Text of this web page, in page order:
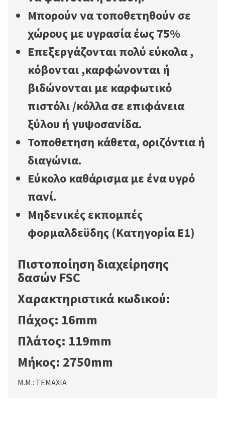
Μπορούν να τοποθετηθούν σε
χώρους με υγρασία έως 75%
Επεξεργάζονται πολύ εύκολα ,
κόβονται ,καρφώνονται ή
βιδώνονται με καρφωτικό
πιστόλι /κόλλα σε επιφάνεια
ξύλου ή γυψοσανίδα.
Τοποθετηση κάθετα, οριζόντια ή
διαγώνια.
Εύκολο καθάρισμα με ένα υγρό
πανί.
Μηδενικές εκπομπές
φορμαλδεϋδης (Κατηγορία Ε1)
Πιστοποίηση διαχείρησης
δασών FSC
Χαρακτηριστικά κωδικού:
Πάχος: 16mm
Πλάτος: 119mm
Μήκος: 2750mm
Μ.Μ.: ΤΕΜΑΧΙΑ